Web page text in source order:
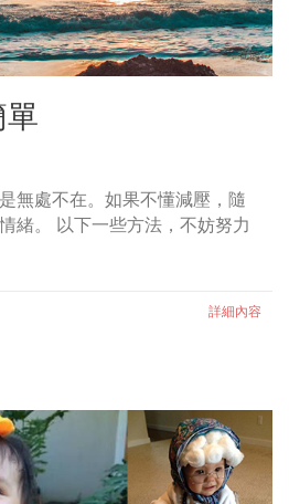
單
無處不在。如果不懂減壓，隨
緒。 以下一些方法，不妨努力
詳細內容